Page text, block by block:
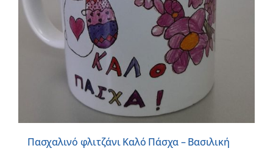
Πασχαλινό φλιτζάνι Καλό Πάσχα – Βασιλική